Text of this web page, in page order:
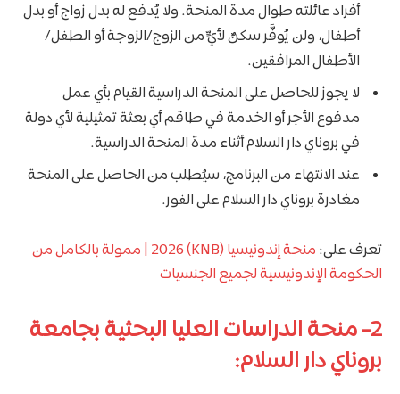
أفراد عائلته طوال مدة المنحة. ولا يُدفع له بدل زواج أو بدل
أطفال، ولن يُوفَّر سكنٌ لأيٍّ من الزوج/الزوجة أو الطفل/
الأطفال المرافقين.
لا يجوز للحاصل على المنحة الدراسية القيام بأي عمل
مدفوع الأجر أو الخدمة في طاقم أي بعثة تمثيلية لأي دولة
في بروناي دار السلام أثناء مدة المنحة الدراسية.
عند الانتهاء من البرنامج، سيُطلب من الحاصل على المنحة
مغادرة بروناي دار السلام على الفور.
تعرف على:
منحة إندونيسيا (KNB) 2026 | ممولة بالكامل من
الحكومة الإندونيسية لجميع الجنسيات
2- منحة الدراسات العليا البحثية بجامعة
بروناي دار السلام: